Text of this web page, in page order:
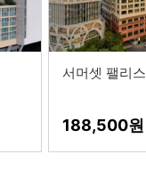
서머셋 팰리스
188,500